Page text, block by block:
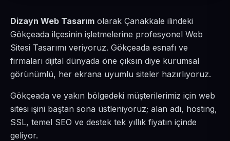
Dizayn Web Tasarım olarak Çanakkale ilindeki
Gökçeada ilçesinin işletmelerine profesyonel Web
Sitesi Tasarımı veriyoruz. Gökçeada esnafı ve
firmaları dijital dünyada öne çıksın diye kurumsal
görünümlü, her ekrana uyumlu siteler hazırlıyoruz.
Gökçeada ve yakın bölgedeki müşterilerimiz için web
sitesi işini baştan sona üstleniyoruz; alan adı, hosting,
SSL, temel SEO ve destek tek yıllık fiyatın içinde
geliyor.